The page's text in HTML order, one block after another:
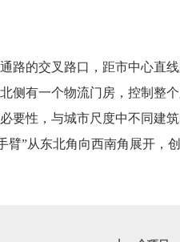
路的交叉路口，距市中心直
侧有一个物流门房，控制整
要性，与城市尺度中不同建
”从东北角向西南角展开，